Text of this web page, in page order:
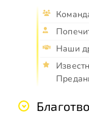
Наши